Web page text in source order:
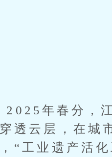
年春分，江
透云层，在城
“工业遗产活